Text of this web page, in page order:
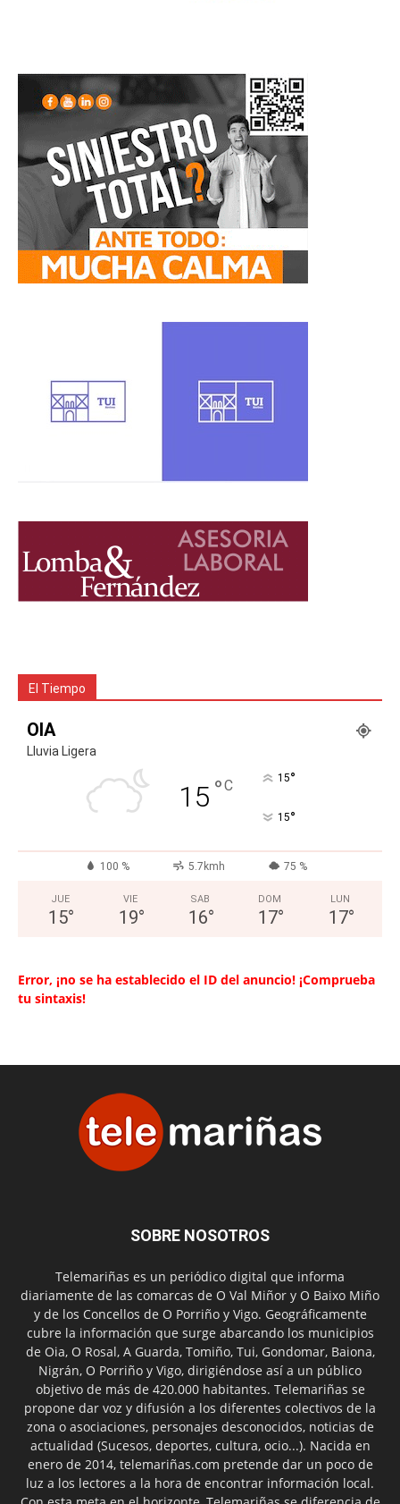
El Tiempo
OIA
Lluvia Ligera
15 °C 15°
15°
100 % 5.7kmh 75 %
JUE
15°
VIE
19°
SAB
16°
DOM
17°
LUN
17°
Error, ¡no se ha establecido el ID del anuncio! ¡Comprueba
tu sintaxis!
SOBRE NOSOTROS
Telemariñas es un periódico digital que informa
diariamente de las comarcas de O Val Miñor y O Baixo Miño
y de los Concellos de O Porriño y Vigo. Geográficamente
cubre la información que surge abarcando los municipios
de Oia, O Rosal, A Guarda, Tomiño, Tui, Gondomar, Baiona,
Nigrán, O Porriño y Vigo, dirigiéndose así a un público
objetivo de más de 420.000 habitantes. Telemariñas se
propone dar voz y difusión a los diferentes colectivos de la
zona o asociaciones, personajes desconocidos, noticias de
actualidad (Sucesos, deportes, cultura, ocio...). Nacida en
enero de 2014, telemariñas.com pretende dar un poco de
luz a los lectores a la hora de encontrar información local.